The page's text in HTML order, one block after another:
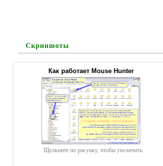
Скриншоты
Как работает Mouse Hunter
Щелкните по рисунку, чтобы увеличить